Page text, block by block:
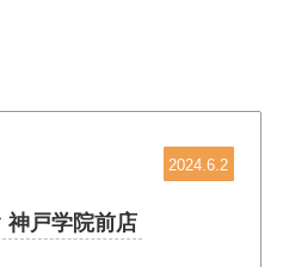
2024.6.2
神戸学院前店